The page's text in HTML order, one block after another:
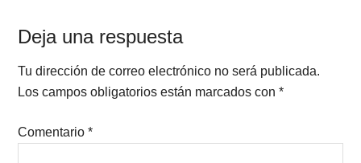
Deja una respuesta
Tu dirección de correo electrónico no será publicada.
Los campos obligatorios están marcados con*
Comentario*